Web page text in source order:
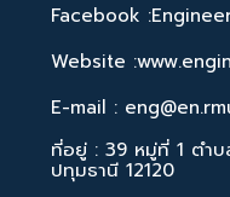
Facebook
Website
E-mail :
ที่อยู่ : 39 หมู่ที่ 1 ตำ
ปทุมธานี 12120